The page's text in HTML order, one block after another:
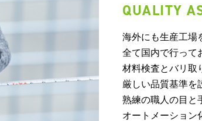
QUALITY
海外にも生産工場
全て国内で行って
材料検査とバリ取
厳しい品質基準を
熟練の職人の目と
オートメーション